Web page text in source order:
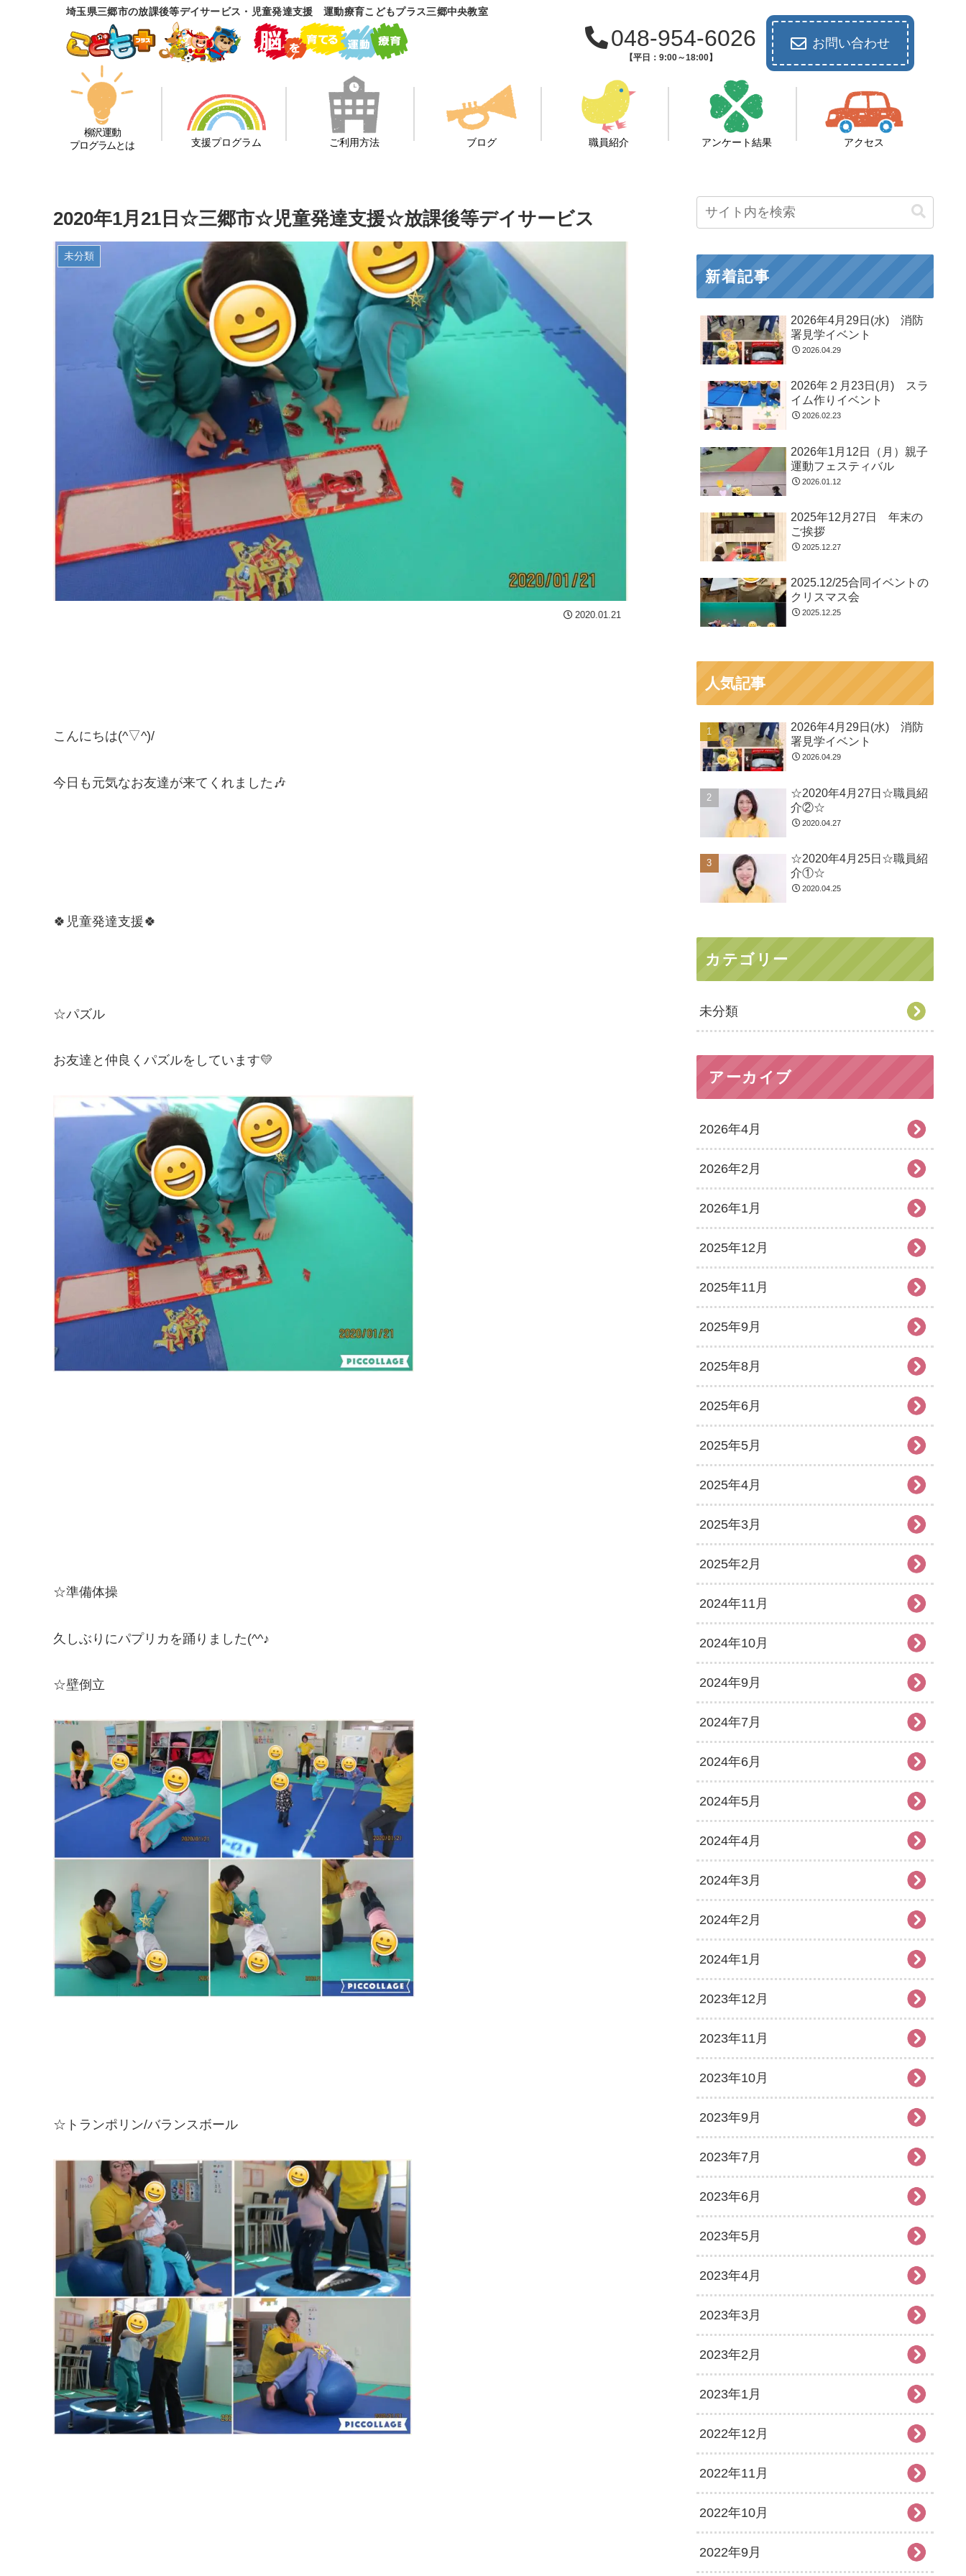
埼玉県三郷市の放課後等デイサービス・児童発達支援 運動療育こどもプラス三郷中央教室
048-954-6026
【平日：9:00～18:00】
お問い合わせ
柳沢運動
プログラムとは
支援プログラム ご利用方法 ブログ 職員紹介 アンケート結果 アクセス
2020年1月21日☆三郷市☆児童発達支援☆放課後等デイサービス
未分類
2020.01.21
こんにちは(^▽^)/
今日も元気なお友達が来てくれました🎶
🍀児童発達支援🍀
☆パズル
お友達と仲良くパズルをしています💛
☆準備体操
久しぶりにパプリカを踊りました(^^♪
☆壁倒立
☆トランポリン/バランスボール
新着記事
2026年4月29日(水) 消防
署見学イベント
2026.04.29
2026年２月23日(月) スラ
イム作りイベント
2026.02.23
2026年1月12日（月）親子
運動フェスティバル
2026.01.12
2025年12月27日 年末の
ご挨拶
2025.12.27
2025.12/25合同イベントの
クリスマス会
2025.12.25
人気記事
2026年4月29日(水) 消防
署見学イベント
2026.04.29
☆2020年4月27日☆職員紹
介②☆
2020.04.27
☆2020年4月25日☆職員紹
介①☆
2020.04.25
カテゴリー
未分類
アーカイブ
2026年4月
2026年2月
2026年1月
2025年12月
2025年11月
2025年9月
2025年8月
2025年6月
2025年5月
2025年4月
2025年3月
2025年2月
2024年11月
2024年10月
2024年9月
2024年7月
2024年6月
2024年5月
2024年4月
2024年3月
2024年2月
2024年1月
2023年12月
2023年11月
2023年10月
2023年9月
2023年7月
2023年6月
2023年5月
2023年4月
2023年3月
2023年2月
2023年1月
2022年12月
2022年11月
2022年10月
2022年9月